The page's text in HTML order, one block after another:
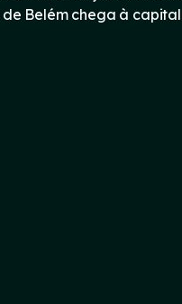
Belém chega à